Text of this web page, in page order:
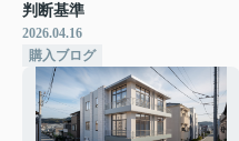
判断基準
2026.04.16
購入ブログ